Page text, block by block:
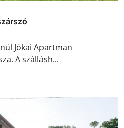
Jókai Apartman
A szállásh...